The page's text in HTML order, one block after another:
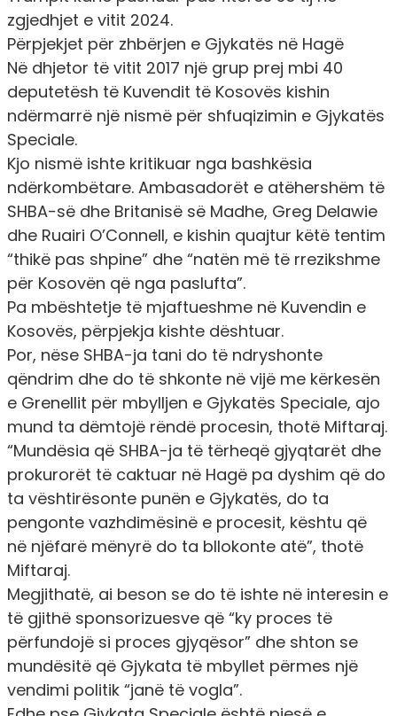
zgjedhjet e vitit 2024.
Përpjekjet për zhbërjen e Gjykatës në Hagë
Në dhjetor të vitit 2017 një grup prej mbi 40
deputetësh të Kuvendit të Kosovës kishin
ndërmarrë një nismë për shfuqizimin e Gjykatës
Speciale.
Kjo nismë ishte kritikuar nga bashkësia
ndërkombëtare. Ambasadorët e atëhershëm të
SHBA-së dhe Britanisë së Madhe, Greg Delawie
dhe Ruairi O’Connell, e kishin quajtur këtë tentim
“thikë pas shpine” dhe “natën më të rrezikshme
për Kosovën që nga paslufta”.
Pa mbështetje të mjaftueshme në Kuvendin e
Kosovës, përpjekja kishte dështuar.
Por, nëse SHBA-ja tani do të ndryshonte
qëndrim dhe do të shkonte në vijë me kërkesën
e Grenellit për mbylljen e Gjykatës Speciale, ajo
mund ta dëmtojë rëndë procesin, thotë Miftaraj.
“Mundësia që SHBA-ja të tërheqë gjyqtarët dhe
prokurorët të caktuar në Hagë pa dyshim që do
ta vështirësonte punën e Gjykatës, do ta
pengonte vazhdimësinë e procesit, kështu që
në njëfarë mënyrë do ta bllokonte atë”, thotë
Miftaraj.
Megjithatë, ai beson se do të ishte në interesin e
të gjithë sponsorizuesve që “ky proces të
përfundojë si proces gjyqësor” dhe shton se
mundësitë që Gjykata të mbyllet përmes një
vendimi politik “janë të vogla”.